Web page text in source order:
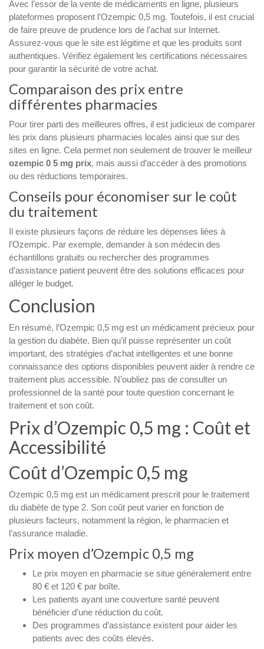
Avec l’essor de la vente de médicaments en ligne, plusieurs
plateformes proposent l’Ozempic 0,5 mg. Toutefois, il est crucial
de faire preuve de prudence lors de l’achat sur Internet.
Assurez-vous que le site est légitime et que les produits sont
authentiques. Vérifiez également les certifications nécessaires
pour garantir la sécurité de votre achat.
Comparaison des prix entre
différentes pharmacies
Pour tirer parti des meilleures offres, il est judicieux de comparer
les prix dans plusieurs pharmacies locales ainsi que sur des
sites en ligne. Cela permet non seulement de trouver le meilleur
ozempic 0 5 mg prix, mais aussi d’accéder à des promotions
ou des réductions temporaires.
Conseils pour économiser sur le coût
du traitement
Il existe plusieurs façons de réduire les dépenses liées à
l’Ozempic. Par exemple, demander à son médecin des
échantillons gratuits ou rechercher des programmes
d’assistance patient peuvent être des solutions efficaces pour
alléger le budget.
Conclusion
En résumé, l’Ozempic 0,5 mg est un médicament précieux pour
la gestion du diabète. Bien qu’il puisse représenter un coût
important, des stratégies d’achat intelligentes et une bonne
connaissance des options disponibles peuvent aider à rendre ce
traitement plus accessible. N’oubliez pas de consulter un
professionnel de la santé pour toute question concernant le
traitement et son coût.
Prix d’Ozempic 0,5 mg : Coût et
Accessibilité
Coût d’Ozempic 0,5 mg
Ozempic 0,5 mg est un médicament prescrit pour le traitement
du diabète de type 2. Son coût peut varier en fonction de
plusieurs facteurs, notamment la région, le pharmacien et
l’assurance maladie.
Prix moyen d’Ozempic 0,5 mg
Le prix moyen en pharmacie se situe généralement entre
80 € et 120 € par boîte.
Les patients ayant une couverture santé peuvent
bénéficier d’une réduction du coût.
Des programmes d’assistance existent pour aider les
patients avec des coûts élevés.